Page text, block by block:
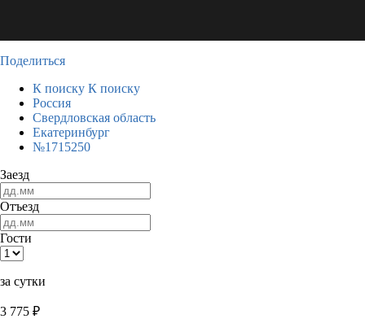
Поделиться
К поиску К поиску
Россия
Свердловская область
Екатеринбург
№1715250
Заезд
Отъезд
Гости
за сутки
3 775 ₽